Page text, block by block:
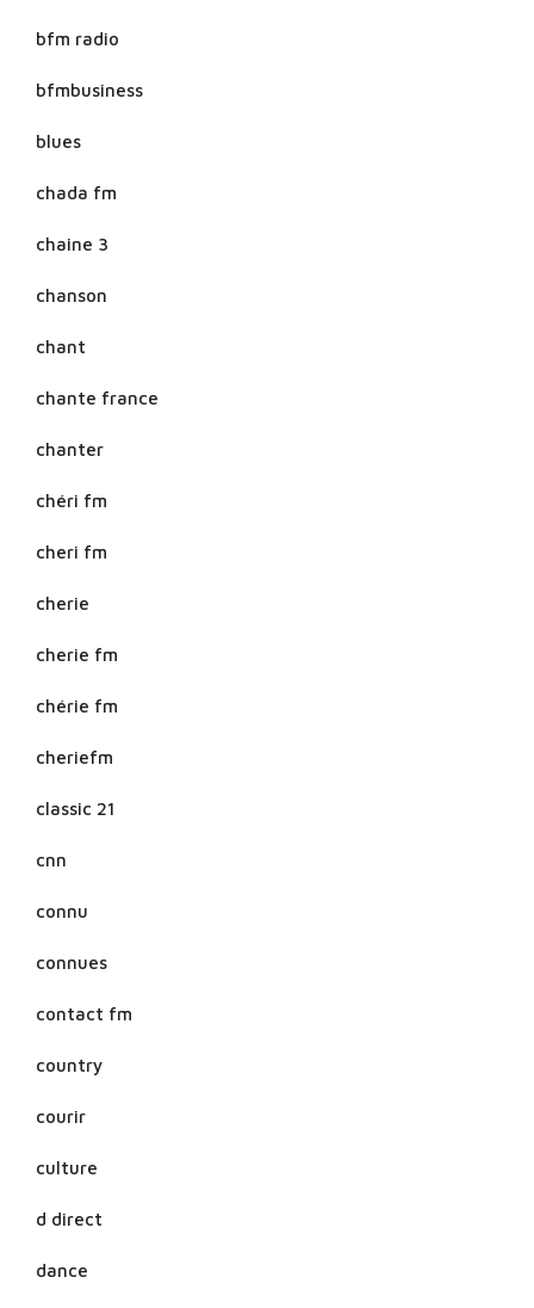
bfm radio
bfmbusiness
blues
chada fm
chaine 3
chanson
chant
chante france
chanter
chéri fm
cheri fm
cherie
cherie fm
chérie fm
cheriefm
classic 21
cnn
connu
connues
contact fm
country
courir
culture
d direct
dance